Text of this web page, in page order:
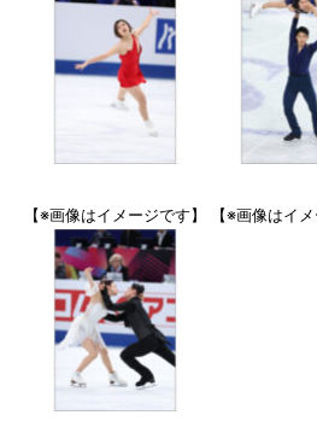
【※画像はイメージです】 【※画像はイ